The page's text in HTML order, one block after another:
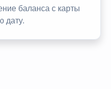
баланса с карты
дату.